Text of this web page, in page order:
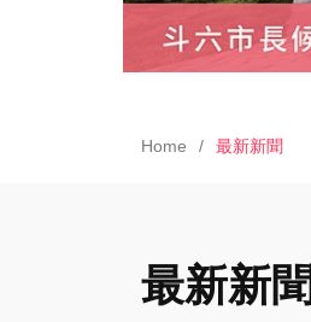
Home 最新新聞
最新新聞